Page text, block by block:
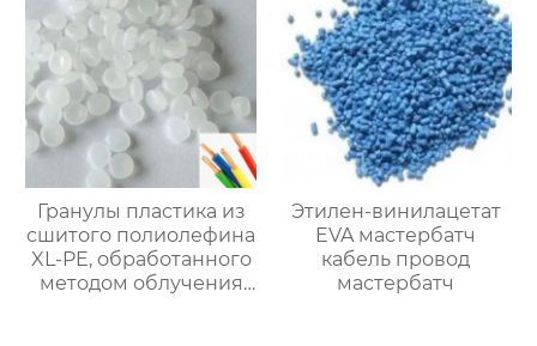
Гранулы пластика из
сшитого полиолефина
XL-PE, обработанного
методом облучения
Этилен-винилацетат
EVA мастербатч
кабель провод
мастербатч